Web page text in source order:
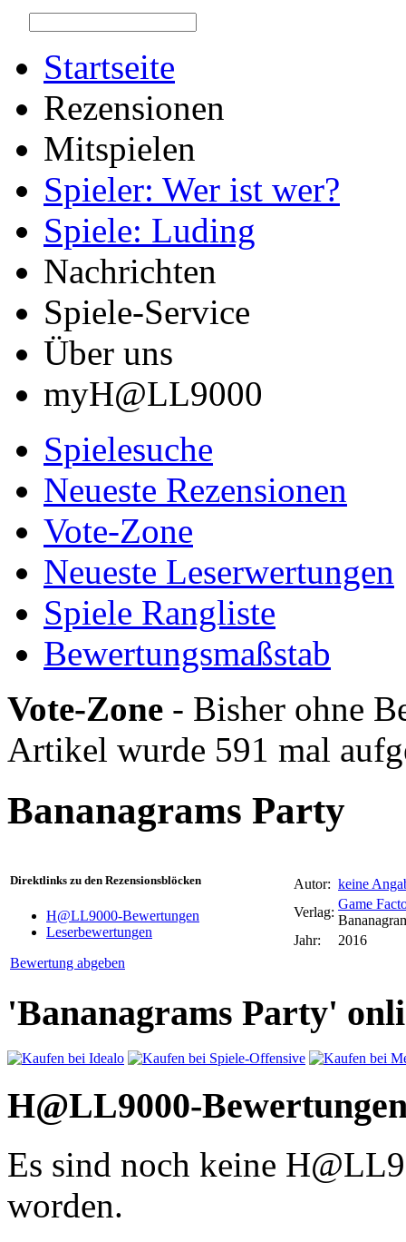
Startseite
Rezensionen
Mitspielen
Spieler: Wer ist wer?
Spiele: Luding
Nachrichten
Spiele-Service
Über uns
myH@LL9000
Spielesuche
Neueste Rezensionen
Vote-Zone
Neueste Leserwertungen
Spiele Rangliste
Bewertungsmaßstab
Vote-Zone - Bisher ohne
Artikel wurde 591 mal
Bananagrams Party
Direktlinks zu den Rezensionsblöcken
H@LL9000-Bewertungen
Leserbewertungen
Bewertung abgeben
Autor: keine
Verlag:
Game
Jahr:
2016
'Bananagrams Party'
H@LL9000-
Es sind noch keine
worden.